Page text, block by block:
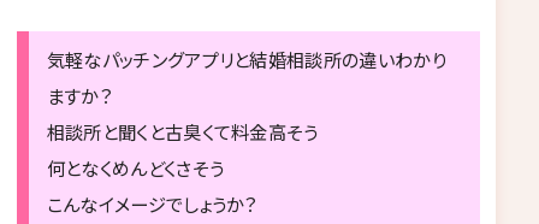
気軽なパッチングアプリと結婚相談所の違いわかり
ますか？
相談所と聞くと古臭くて料金高そう
何となくめんどくさそう
こんなイメージでしょうか？